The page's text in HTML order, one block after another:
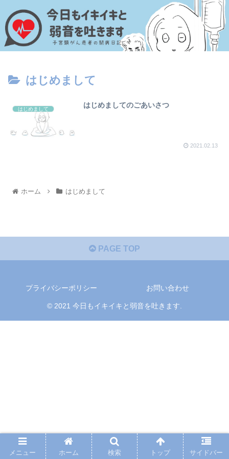
はじめまして
はじめまして はじめましてのごあいさつ
2021.02.13
ホーム はじめまして
PAGE TOP
プライバシーポリシー お問い合わせ
© 2021 今日もイキイキと弱音を吐きます.
メニュー ホーム 検索 トップ サイドバー